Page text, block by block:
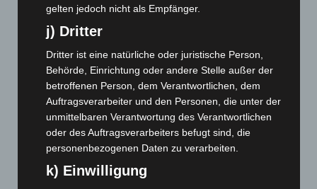
Januar 2026(122)
Dezember 2025(103)
November 2025(114)
Oktober 2025 (112)
September 2025(93)
August 2025(90)
Juni 2025(103)
gelten jedoch nicht als Empfänger.
j) Dritter
Dritter ist eine natürliche oder juristische Person,
Behörde, Einrichtung oder andere Stelle außer der
betroffenen Person, dem Verantwortlichen, dem
Auftragsverarbeiter und den Personen, die unter der
unmittelbaren Verantwortung des Verantwortlichen
oder des Auftragsverarbeiters befugt sind, die
personenbezogenen Daten zu verarbeiten.
k) Einwilligung